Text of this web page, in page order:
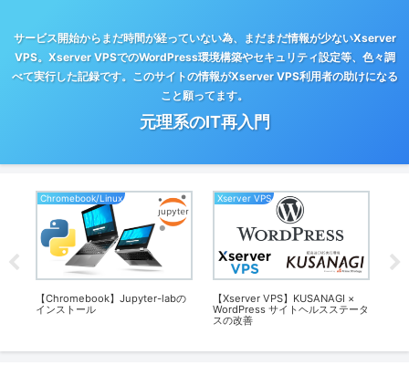
サービス開始からまだ時間が経っていない為、まだまだ情報が少ないXserver
VPS。Xserver VPSでのWordPress環境構築やセキュリティ設定等、色々調
べて実行した記録です。このサイトの情報がXserver VPS利用者の助けになる
こと願ってます。
元理系のIT再入門
Chromebook/Linux
【Chromebook】Jupyter-labの
インストール
Xserver VPS
【Xserver VPS】KUSANAGI ×
WordPress サイトヘルスステータ
スの改善